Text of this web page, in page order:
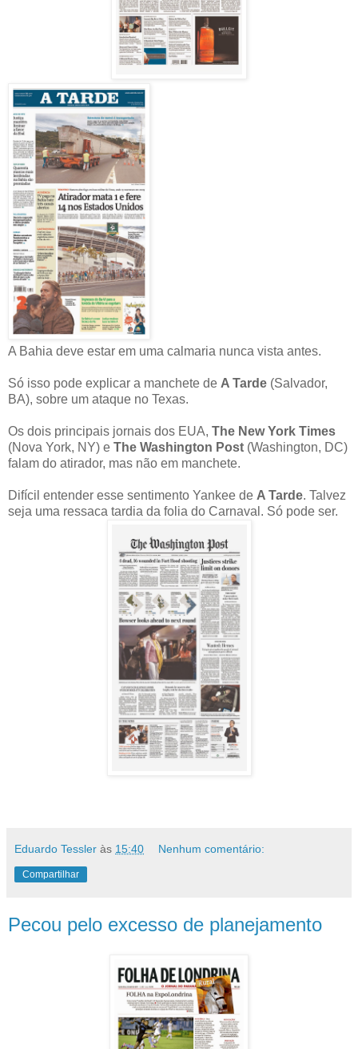
A Bahia deve estar em uma calmaria nunca vista antes.
Só isso pode explicar a manchete de A Tarde (Salvador,
BA), sobre um ataque no Texas.
Os dois principais jornais dos EUA, The New York Times
(Nova York, NY) e The Washington Post (Washington, DC)
falam do atirador, mas não em manchete.
Difícil entender esse sentimento Yankee de A Tarde. Talvez
seja uma ressaca tardia da folia do Carnaval. Só pode ser.
Eduardo Tessler às 15:40 Nenhum comentário:
Compartilhar
Pecou pelo excesso de planejamento